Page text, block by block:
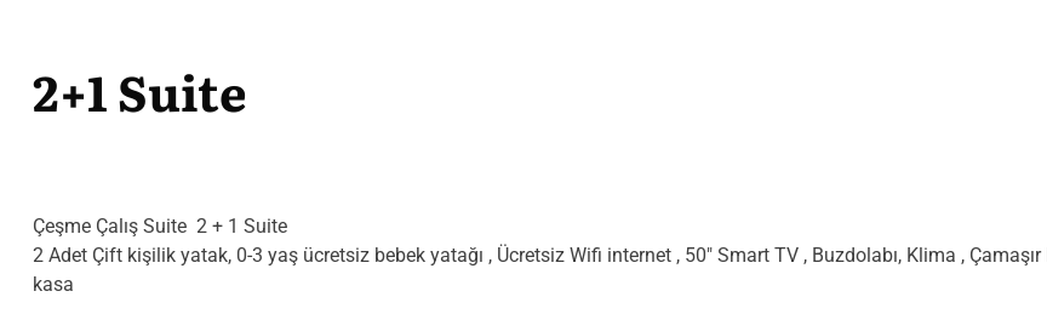
2+1 Suite
Çeşme Çalış Suite 2 + 1 Suite
2 Adet Çift kişilik yatak, 0-3 yaş ücretsiz bebek yatağı , Ücretsiz Wifi internet , 50″ Smart TV , Buzdolabı, Klima ,
kasa